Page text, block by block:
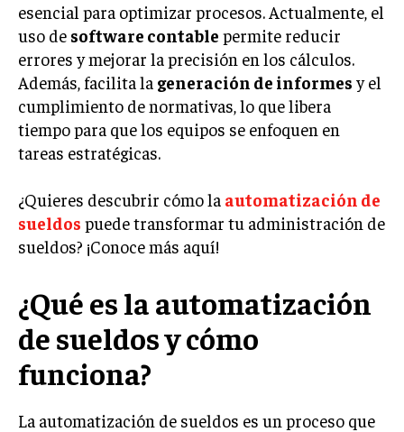
LIFESTYLE
MARKETING
ESTRATEGIAS DE MARKETING
AGENCIAS DE MARKETING
VENTA DE ENLACES
MARKETING DIGITAL
PUBLICIDAD
VENTAS Y PERSUASIÓN
esencial para optimizar procesos. Actualmente, el
uso de software contable permite reducir
errores y mejorar la precisión en los cálculos.
Además, facilita la generación de informes y el
cumplimiento de normativas, lo que libera
tiempo para que los equipos se enfoquen en
tareas estratégicas.
¿Quieres descubrir cómo la automatización de
sueldos puede transformar tu administración de
sueldos? ¡Conoce más aquí!
¿Qué es la automatización
de sueldos y cómo
funciona?
La automatización de sueldos es un proceso que